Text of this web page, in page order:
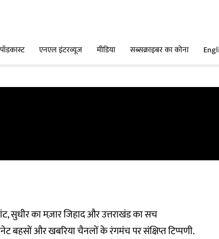
पॉडकास्ट एनएल इंटरव्यूज मीडिया सब्सक्राइबर का कोना
सुधीर का मज़ार जिहाद और उत्तराखंड का सच
बहसों और खबरिया चैनलों के रंगमंच पर संक्षिप्त टिप्पणी.